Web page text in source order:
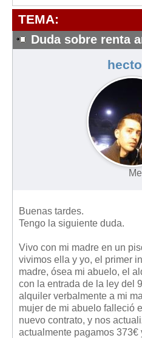
Requerimientos y
Formularios sobre Propiedad
Modelos de Acta de Junta de
Requerimientos y
Legislación sobre
Legislación sobre la
Legislación sobre
Diccionario
Entrar / Salir
Mis boletines
TEMA:
Duda sobre renta
Buenas tardes.
Tengo la siguiente duda.
Vivo con mi madre en un
vivimos ella y yo, el primer
madre, ósea mi abuelo, el
con la entrada de la ley del
alquiler verbalmente a mi
mujer de mi abuelo falleció
nuevo contrato, y nos
actualmente pagamos